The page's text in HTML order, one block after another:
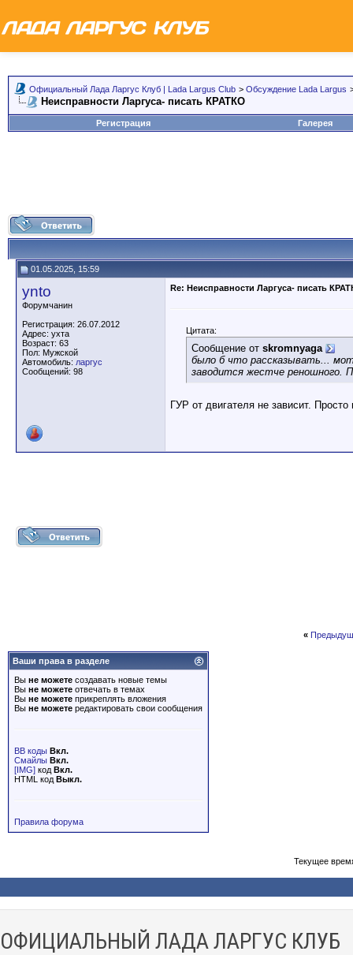
Официальный Лада Ларгус Клуб | Lada Largus Club > Обсуждение Lada Largus
Неисправности Ларгуса- писать КРАТКО
Регистрация Галерея
01.05.2025, 15:59
ynto
Форумчанин
Регистрация: 26.07.2012
Адрес: ухта
Возраст: 63
Пол: Мужской
Автомобиль: ларгус
Сообщений: 98
Re: Неисправности Ларгуса- писать
Цитата:
Сообщение от skromnyaga
было б что рассказывать...
заводится жестче реношного.
ГУР от двигателя не зависит.
«
Ваши права в разделе
Вы не можете создавать новые темы
Вы не можете отвечать в темах
Вы не можете прикреплять вложения
Вы не можете редактировать свои сообщения
BB коды Вкл.
Смайлы Вкл.
[IMG] код Вкл.
HTML код Выкл.
Правила форума
Текущее
ОФИЦИАЛЬНЫЙ ЛАДА ЛАРГУС КЛУБ